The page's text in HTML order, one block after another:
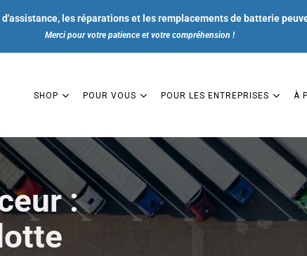
les réparations et les remplacements de batterie
Merci pour votre patience et votre compréhension !
SHOP POUR VOUS POUR LES ENTREPRISES À
SHOP
: